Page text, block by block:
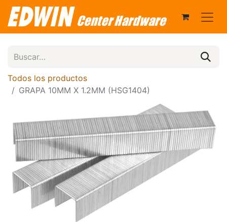
Todos los productos
GRAPA 10MM X 1.2MM (HSG1404)